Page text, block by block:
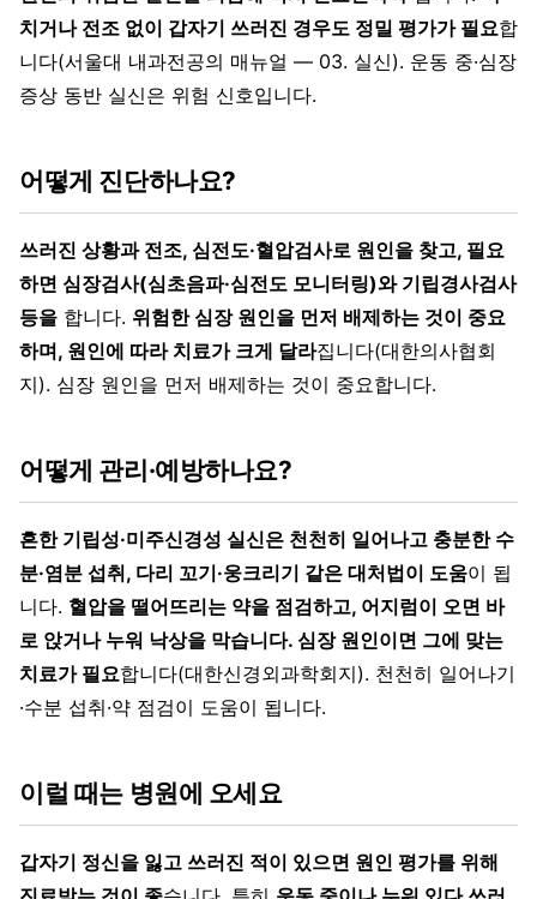
치거나 전조 없이 갑자기 쓰러진 경우도 정밀 평가가 필요합
니다(서울대 내과전공의 매뉴얼 — 03. 실신). 운동 중·심장
증상 동반 실신은 위험 신호입니다.
어떻게 진단하나요?
쓰러진 상황과 전조, 심전도·혈압검사로 원인을 찾고, 필요
하면 심장검사(심초음파·심전도 모니터링)와 기립경사검사
등을 합니다. 위험한 심장 원인을 먼저 배제하는 것이 중요
하며, 원인에 따라 치료가 크게 달라집니다(대한의사협회
지). 심장 원인을 먼저 배제하는 것이 중요합니다.
어떻게 관리·예방하나요?
흔한 기립성·미주신경성 실신은 천천히 일어나고 충분한 수
분·염분 섭취, 다리 꼬기·웅크리기 같은 대처법이 도움이 됩
니다. 혈압을 떨어뜨리는 약을 점검하고, 어지럼이 오면 바
로 앉거나 누워 낙상을 막습니다. 심장 원인이면 그에 맞는
치료가 필요합니다(대한신경외과학회지). 천천히 일어나기
·수분 섭취·약 점검이 도움이 됩니다.
이럴 때는 병원에 오세요
갑자기 정신을 잃고 쓰러진 적이 있으면 원인 평가를 위해